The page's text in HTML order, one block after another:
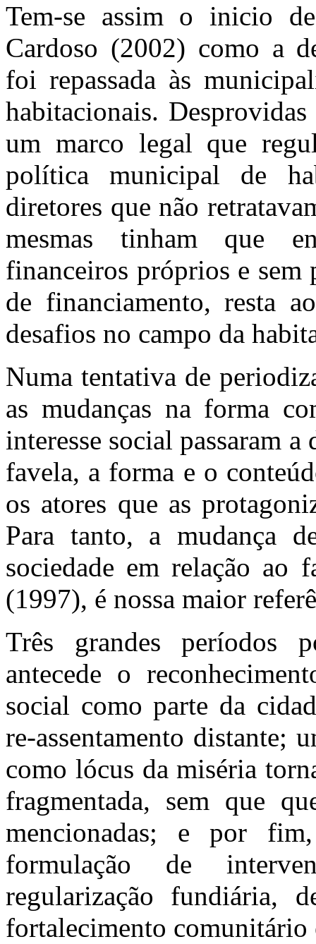
Tem-se assim o inicio
Cardoso (2002) como a
foi repassada às
habitacionais.
um marco legal que
política municipal de
diretores que não
mesmas tinham que
financeiros próprios e sem
de financiamento, resta
desafios no campo da
Numa tentativa de
as mudanças na forma
interesse social passaram a
favela, a forma e o
os atores que as
Para tanto, a mudança
sociedade em relação ao
(1997), é nossa maior
Três grandes períodos
antecede o
social como parte da
re-assentamento distante;
como lócus da miséria
fragmentada, sem que
mencionadas; e por
formulação de
regularização fundiária,
fortalecimento comunitário